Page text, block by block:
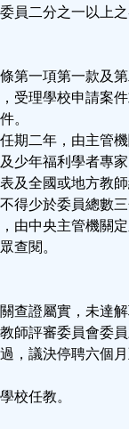
員二分之一以上
第一項第一款及
受理學校申請案
。
期二年，由主管
少年福利學者專
及全國或地方教
得少於委員總數
由中央主管機關
查閱。
查證屬實，未達
師評審委員會委
，議決停聘六個
校任教。